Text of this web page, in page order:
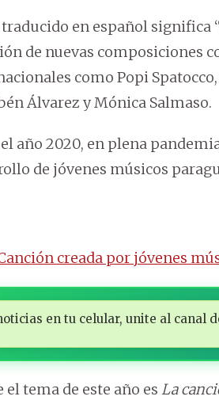
en español significa
de nuevas composiciones
como Popi
Álvarez y Mónica Salmaso.
año 2020, en plena
de jóvenes músicos
creada por jóvenes
en tu celular, unite al canal
tema de este año es La